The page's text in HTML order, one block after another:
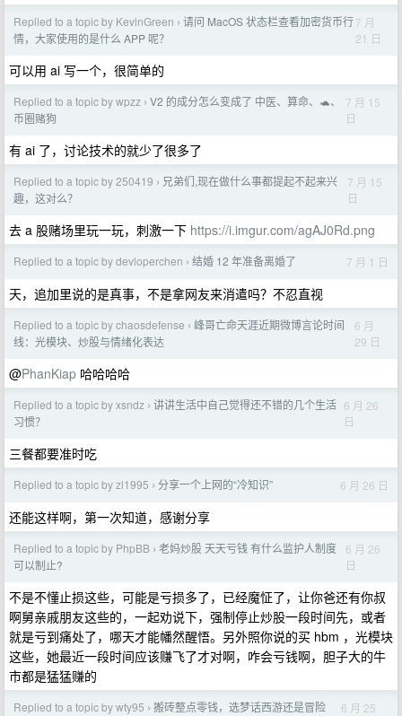
Replied to a topic by KevinGreen › 请问 MacOS 状态栏查看加密货币行
情，大家使用的是什么 APP 呢？
7 月
21 日
可以用 ai 写一个，很简单的
Replied to a topic by wpzz › V2 的成分怎么变成了 中医、算命、🐢、
币圈赌狗
7 月 15
日
有 ai 了，讨论技术的就少了很多了
Replied to a topic by 250419 › 兄弟们,现在做什么事都提起不起来兴
趣，这对么？
7 月 15
日
去 a 股赌场里玩一玩，刺激一下 https://i.imgur.com/agAJ0Rd.png
Replied to a topic by devloperchen › 结婚 12 年准备离婚了 7 月 1 日
天，追加里说的是真事，不是拿网友来消遣吗？不忍直视
Replied to a topic by chaosdefense › 峰哥亡命天涯近期微博言论时间
线：光模块、炒股与情绪化表达
6 月
29 日
@PhanKiap 哈哈哈哈
Replied to a topic by xsndz › 讲讲生活中自己觉得还不错的几个生活
习惯？
6 月 26
日
三餐都要准时吃
Replied to a topic by zl1995 › 分享一个上网的“冷知识” 6 月 26 日
还能这样啊，第一次知道，感谢分享
Replied to a topic by PhpBB › 老妈炒股 天天亏钱 有什么监护人制度
可以制止?
6 月 26
日
不是不懂止损这些，可能是亏损多了，已经魔怔了，让你爸还有你叔
啊舅亲戚朋友这些的，一起劝说下，强制停止炒股一段时间先，或者
就是亏到痛处了，哪天才能幡然醒悟。另外照你说的买 hbm ，光模块
这些，她最近一段时间应该赚飞了才对啊，咋会亏钱啊，胆子大的牛
市都是猛猛赚的
Replied to a topic by wty95 › 搬砖整点零钱，选梦话西游还是冒险
6 月 25